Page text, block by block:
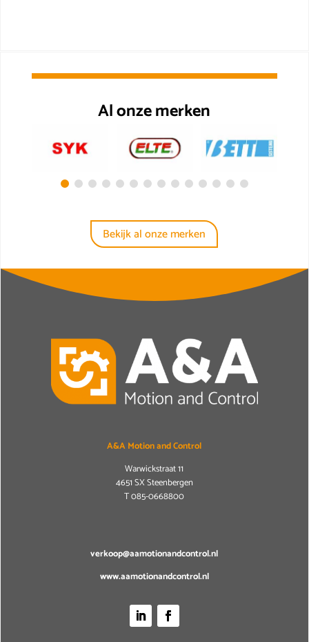
Al onze merken
Bekijk al onze merken
A&A Motion and Control
Warwickstraat 11
4651 SX Steenbergen
T085-0668800
verkoop@aamotionandcontrol.nl
www.aamotionandcontrol.nl